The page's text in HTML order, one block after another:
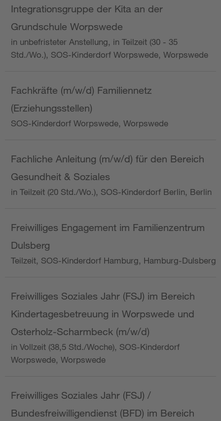
Integrationsgruppe der Kita an der
Grundschule Worpswede
in unbefristeter Anstellung, in Teilzeit (30 - 35
Std./Wo.), SOS-Kinderdorf Worpswede, Worpswede
Fachkräfte (m/w/d) Familiennetz
(Erziehungsstellen)
SOS-Kinderdorf Worpswede, Worpswede
Fachliche Anleitung (m/w/d) für den Bereich
Gesundheit & Soziales
in Teilzeit (20 Std./Wo.), SOS-Kinderdorf Berlin, Berlin
Freiwilliges Engagement im Familienzentrum
Dulsberg
Teilzeit, SOS-Kinderdorf Hamburg, Hamburg-Dulsberg
Freiwilliges Soziales Jahr (FSJ) im Bereich
Kindertagesbetreuung in Worpswede und
Osterholz-Scharmbeck (m/w/d)
in Vollzeit (38,5 Std./Woche), SOS-Kinderdorf
Worpswede, Worpswede
Freiwilliges Soziales Jahr (FSJ) /
Bundesfreiwilligendienst (BFD) im Bereich